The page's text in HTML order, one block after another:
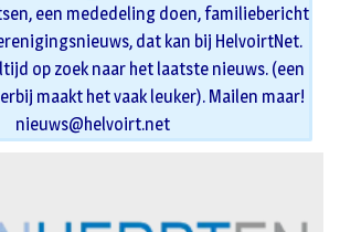
een mededeling doen, familiebericht
dat kan bij HelvoirtNet.
op zoek naar het laatste nieuws. (een
maakt het vaak leuker). Mailen maar!
nieuws@helvoirt.net